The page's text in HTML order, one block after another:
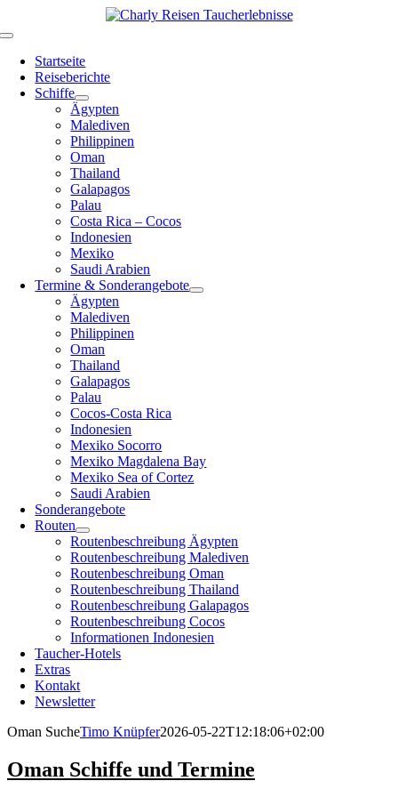
Inhalt
Toggle
NavigationStartseite
Reiseberichte
Schiffe
Ägypten
Malediven
Philippinen
Oman
Thailand
Galapagos
Palau
Costa Rica – Cocos
Indonesien
Mexiko
Saudi Arabien
Termine & Sonderangebote
Ägypten
Malediven
Philippinen
Oman
Thailand
Galapagos
Palau
Cocos-Costa Rica
Indonesien
Mexiko Socorro
Mexiko Magdalena Bay
Mexiko Sea of Cortez
Saudi Arabien
Sonderangebote
Routen
Routenbeschreibung Ägypten
Routenbeschreibung Malediven
Routenbeschreibung Oman
Routenbeschreibung Thailand
Routenbeschreibung Galapagos
Routenbeschreibung Cocos
Informationen Indonesien
Taucher-Hotels
Extras
Kontakt
Newsletter
Oman SucheTimo Knüpfer2026-05-22T12:18:06+02:00
Oman Schiffe und Termine